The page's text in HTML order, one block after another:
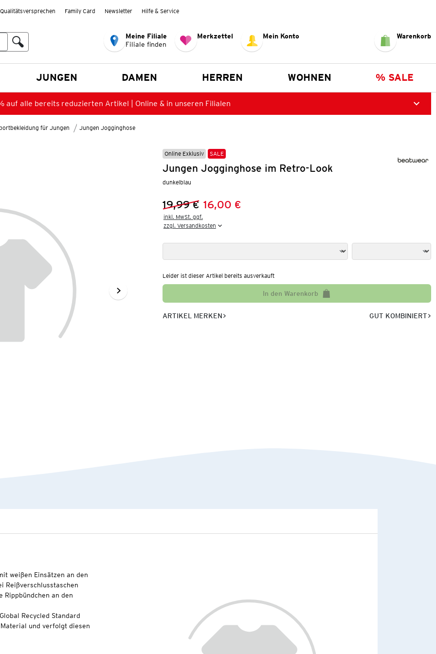
Qualitätsversprechen Family Card Newsletter Hilfe & Service
Meine Filiale
Filiale finden
Merkzettel Mein Konto Warenkorb
JUNGEN DAMEN HERREN WOHNEN % SALE
auf alle bereits reduzierten Artikel | Online & in unseren Filialen
für Jungen Jungen Jogginghose
Online Exklusiv SALE
Jungen Jogginghose im Retro-Look
dunkelblau
Vorheriger Preis:
19,99 €
Neuer Preis:16,00 €
inkl. MwSt. ggf.
zzgl. Versandkosten
Leider ist dieser Artikel bereits ausverkauft
In den Warenkorb
ARTIKEL MERKEN GUT KOMBINIERT
weißen Einsätzen an den
Reißverschlusstaschen
Rippbündchen an den
Recycled Standard
und verfolgt diesen